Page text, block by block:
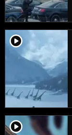
player2
player2